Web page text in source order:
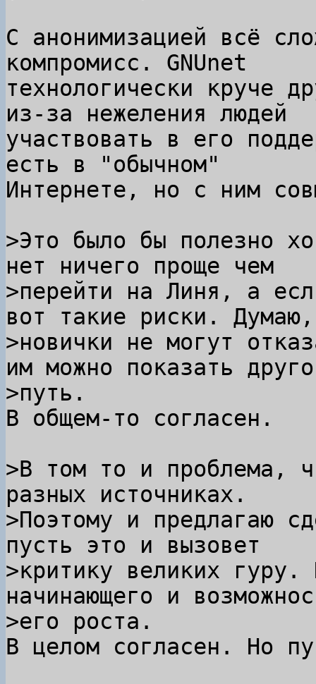
С анонимизацией всё
компромисс. GNUnet
технологически круче
из-за нежеления людей
участвовать в его
есть в "обычном"
Интернете, но с ним
>Это было бы полезно
нет ничего проще чем
>перейти на Линя, а
вот такие риски.
>новички не могут
им можно показать
В общем-то согласен.
>В том то и проблема,
разных источниках.
>Поэтому и предлагаю
пусть это и вызовет
>критику великих
начинающего и
В целом согласен. Но